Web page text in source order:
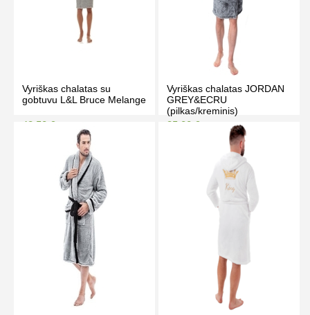
Vyriškas chalatas su
gobtuvu L&L Bruce Melange
48.50 €
Kaina prisijungus
PIRKTI
Vyriškas chalatas JORDAN
GREY&ECRU
(pilkas/kreminis)
35.00 €
Kaina prisijungus
39.00 €